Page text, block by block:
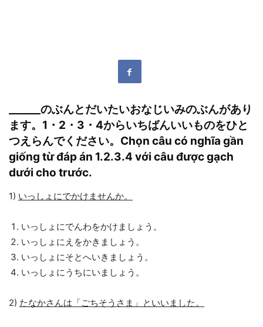
のぶんとだいたいおなじいみのぶんがあり
ます。 1 ・ 2 ・ 3 ・ 4からいちばんいいものをひと
つえらんでください。Chọn câu có nghĩa gần
giống từ đáp án 1.2.3.4 với câu được gạch
dưới cho trước.
1) いっしょにでかけませんか。
いっしょにでんわをかけましょう。
いっしょにえをかきましょう。
いっしょにそとへいきましょう。
いっしょにうちにいましょう。
2) たなかさんは「ごちそうさま」といいました。